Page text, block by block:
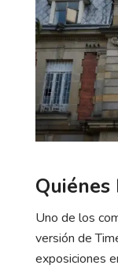
Quiénes
Uno de los
versión de
exposiciones